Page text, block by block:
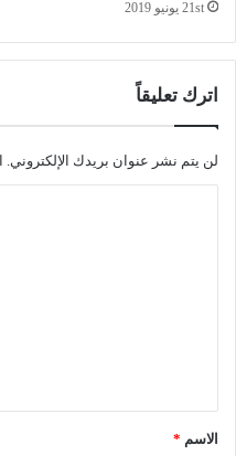
21st يونيو 2019
اترك تعليقاً
لن يتم نشر عنوان بريدك الإلكتروني.
*الاسم *